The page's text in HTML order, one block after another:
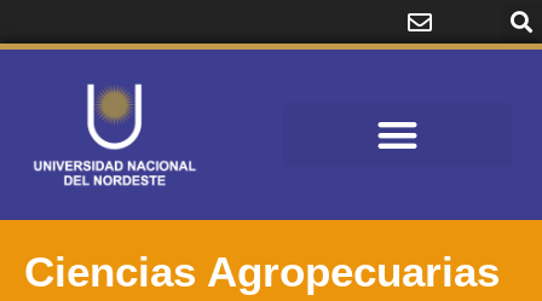
Ciencias Agropecuarias